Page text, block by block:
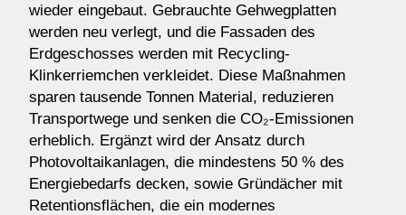
wieder eingebaut. Gebrauchte Gehwegplatten
werden neu verlegt, und die Fassaden des
Erdgeschosses werden mit Recycling-
Klinkerriemchen verkleidet. Diese Maßnahmen
sparen tausende Tonnen Material, reduzieren
Transportwege und senken die CO₂-Emissionen
erheblich. Ergänzt wird der Ansatz durch
Photovoltaikanlagen, die mindestens 50 % des
Energiebedarfs decken, sowie Gründächer mit
Retentionsflächen, die ein modernes